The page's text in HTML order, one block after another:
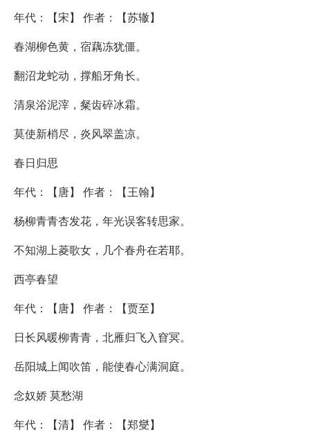
年代：【宋】 作者：【苏辙】
春湖柳色黄，宿藕冻犹僵。
翻沼龙蛇动，撑船牙角长。
清泉浴泥滓，粲齿碎冰霜。
莫使新梢尽，炎风翠盖凉。
春日归思
年代：【唐】 作者：【王翰】
杨柳青青杏发花，年光误客转思家。
不知湖上菱歌女，几个春舟在若耶。
西亭春望
年代：【唐】 作者：【贾至】
日长风暖柳青青，北雁归飞入窅冥。
岳阳城上闻吹笛，能使春心满洞庭。
念奴娇 莫愁湖
年代：【清】 作者：【郑燮】